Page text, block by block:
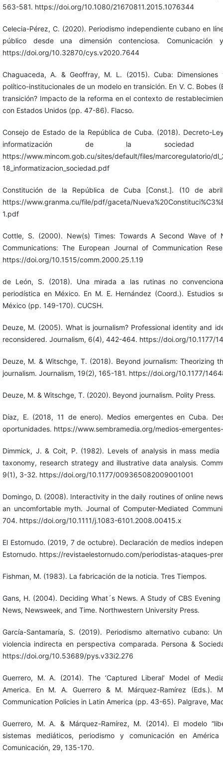
563-581. https://doi.org/10.1080/21670811.2015.1076344
Celecia-Pérez, C. (2020). Periodismo independiente cubano en
público desde una dimensión contenciosa. Comunicación
https://doi.org/10.32870/cys.v2020.7644
Chaguaceda, A. & Geoffray, M. L. (2015). Cuba: Dimensiones
político-institucionales de un modelo en transición. En V. C. Bobes
transición? Impacto de la reforma en el contexto de
con Estados Unidos (pp. 47-86). Flacso.
Consejo de Estado de la República de Cuba. (2018). Decreto-
informatización de la sociedad
https://www.mincom.gob.cu/sites/default/files/marcoregulatorio/
18_informatizacion_sociedad.pdf
Constitución de la República de Cuba [Const.]. (10 de
https://www.granma.cu/file/pdf/gaceta/
1.pdf
Cottle, S. (2000). New(s) Times: Towards A Second Wave of
Communications: The European Journal of Communication
https://doi.org/10.1515/comm.2000.25.1.19
de León, S. (2018). Una mirada a las rutinas no
periodística en México. En M. E. Hernández (Coord.). Estudios
México (pp. 149-170). CUCSH.
Deuze, M. (2005). What is journalism? Professional identity and
reconsidered. Journalism, 6(4), 442-464. https://doi.org/10.1177/
Deuze, M. & Witschge, T. (2018). Beyond journalism: Theorizing
journalism. Journalism, 19(2), 165-181. https://doi.org/10.1177/
Deuze, M. & Witschge, T. (2020). Beyond journalism. Polity Press.
Díaz, E. (2018, 11 de enero). Medios emergentes en Cuba.
oportunidades. https://www.sembramedia.org/medios-
Dimmick, J. & Coit, P. (1982). Levels of analysis in mass media
taxonomy, research strategy and illustrative data analysis.
9(1), 3-32. https://doi.org/10.1177/009365082009001001
Domingo, D. (2008). Interactivity in the daily routines of online
an uncomfortable myth. Journal of Computer-Mediated
704. https://doi.org/10.1111/j.1083-6101.2008.00415.x
El Estornudo. (2019, 7 de octubre). Declaración de medios
Estornudo. https://revistaelestornudo.com/periodistas-ataques-
Fishman, M. (1983). La fabricación de la noticia. Tres Tiempos.
Gans, H. (2004). Deciding What´s News. A Study of CBS
News, Newsweek, and Time. Northwestern University Press.
García-Santamaría, S. (2019). Periodismo alternativo cubano:
violencia indirecta en perspectiva comparada. Persona &
https://doi.org/10.53689/pys.v33i2.276
Guerrero, M. A. (2014). The ‘Captured Liberal’ Model of
America. En M. A. Guerrero & M. Márquez-Ramírez (Eds.).
Communication Policies in Latin America (pp. 43-65). Palgrave,
Guerrero, M. A. & Márquez-Ramírez, M. (2014). El modelo
sistemas mediáticos, periodismo y comunicación en
Comunicación, 29, 135-170.